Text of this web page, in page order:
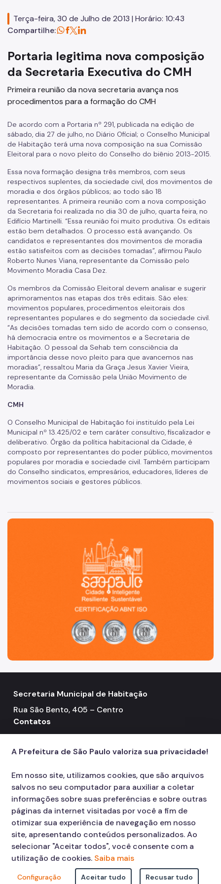
Conselhos Gestores
FMSAI
FMH
Programas
Regularização Fundiária
Urbanização de Favelas
PPP
Legislações
Notícias
Imprensa
Terça-feira, 30 de Julho de 2013 | Horário: 10:43
Compartilhe:
Portaria legitima nova composição
da Secretaria Executiva do CMH
Primeira reunião da nova secretaria avança nos
procedimentos para a formação do CMH
De acordo com a Portaria nº 291, publicada na edição de
sábado, dia 27 de julho, no Diário Oficial; o Conselho Municipal
de Habitação terá uma nova composição na sua Comissão
Eleitoral para o novo pleito do Conselho do biênio 2013-2015.
Essa nova formação designa três membros, com seus
respectivos suplentes, da sociedade civil, dos movimentos de
moradia e dos órgãos públicos; ao todo são 18
representantes. A primeira reunião com a nova composição
da Secretaria foi realizada no dia 30 de julho, quarta feira, no
Edifício Martinelli. “Essa reunião foi muito produtiva. Os editais
estão bem detalhados. O processo está avançando. Os
candidatos e representantes dos movimentos de moradia
estão satisfeitos com as decisões tomadas”, afirmou Paulo
Roberto Nunes Viana, representante da Comissão pelo
Movimento Moradia Casa Dez.
Os membros da Comissão Eleitoral devem analisar e sugerir
aprimoramentos nas etapas dos três editais. São eles:
movimentos populares, procedimentos eleitorais dos
representantes populares e do segmento da sociedade civil.
“As decisões tomadas tem sido de acordo com o consenso,
há democracia entre os movimentos e a Secretaria de
Habitação. O pessoal da Sehab tem consciência da
importância desse novo pleito para que avancemos nas
moradias”, ressaltou Maria da Graça Jesus Xavier Vieira,
representante da Comissão pela União Movimento de
Moradia.
CMH
O Conselho Municipal de Habitação foi instituído pela Lei
Municipal nº 13.425/02 e tem caráter consultivo, fiscalizador e
deliberativo. Órgão da política habitacional da Cidade, é
composto por representantes do poder público, movimentos
populares por moradia e sociedade civil. Também participam
do Conselho sindicatos, empresários, educadores, líderes de
movimentos sociais e gestores públicos.
São Paulo, cidade inteligente, resiliente e sustentável
Secretaria Municipal de Habitação
Rua São Bento, 405 – Centro
Contatos
Telefone: 3322-4500
© COPYRIGHT 2026,
Prefeitura Municipal de São Paulo Viaduto do Cha,
A Prefeitura de São Paulo valoriza sua privacidade!
Em nosso site, utilizamos cookies, que são arquivos
salvos no seu computador para auxiliar a coletar
informações sobre suas preferências e sobre outras
páginas da internet visitadas por você a fim de
otimizar sua experiência de navegação em nosso
site, apresentando conteúdos personalizados. Ao
selecionar "Aceitar todos", você consente com a
utilização de cookies. Saiba mais
Configuração Aceitar tudo Recusar tudo